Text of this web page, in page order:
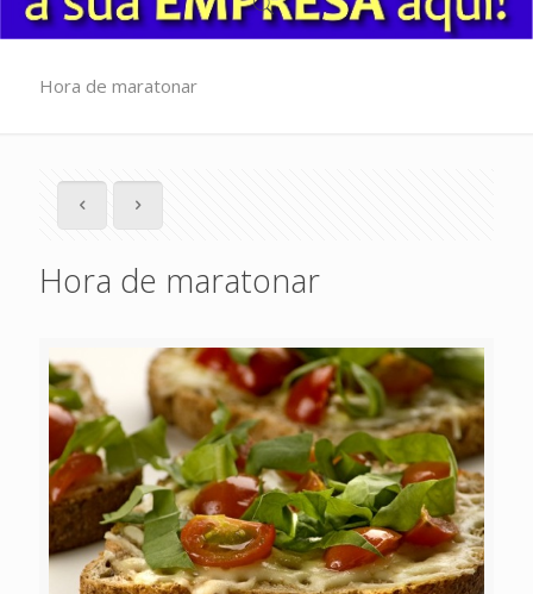
Hora de maratonar
Hora de maratonar